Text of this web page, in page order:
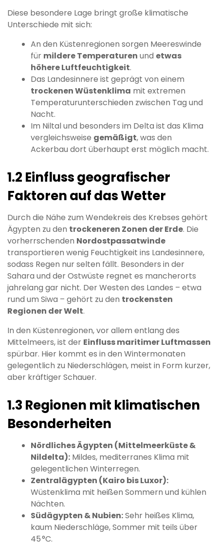
Diese besondere Lage bringt große klimatische
Unterschiede mit sich:
An den Küstenregionen sorgen Meereswinde
für mildere Temperaturen und etwas
höhere Luftfeuchtigkeit.
Das Landesinnere ist geprägt von einem
trockenen Wüstenklima mit extremen
Temperaturunterschieden zwischen Tag und
Nacht.
Im Niltal und besonders im Delta ist das Klima
vergleichsweise gemäßigt, was den
Ackerbau dort überhaupt erst möglich macht.
1.2 Einfluss geografischer
Faktoren auf das Wetter
Durch die Nähe zum Wendekreis des Krebses gehört
Ägypten zu den trockeneren Zonen der Erde. Die
vorherrschenden Nordostpassatwinde
transportieren wenig Feuchtigkeit ins Landesinnere,
sodass Regen nur selten fällt. Besonders in der
Sahara und der Ostwüste regnet es mancherorts
jahrelang gar nicht. Der Westen des Landes – etwa
rund um Siwa – gehört zu den trockensten
Regionen der Welt.
In den Küstenregionen, vor allem entlang des
Mittelmeers, ist der Einfluss maritimer Luftmassen
spürbar. Hier kommt es in den Wintermonaten
gelegentlich zu Niederschlägen, meist in Form kurzer,
aber kräftiger Schauer.
1.3 Regionen mit klimatischen
Besonderheiten
Nördliches Ägypten (Mittelmeerküste &
Nildelta): Mildes, mediterranes Klima mit
gelegentlichen Winterregen.
Zentralägypten (Kairo bis Luxor):
Wüstenklima mit heißen Sommern und kühlen
Nächten.
Südägypten & Nubien:Sehr heißes Klima,
kaum Niederschläge, Sommer mit teils über
45 °C.